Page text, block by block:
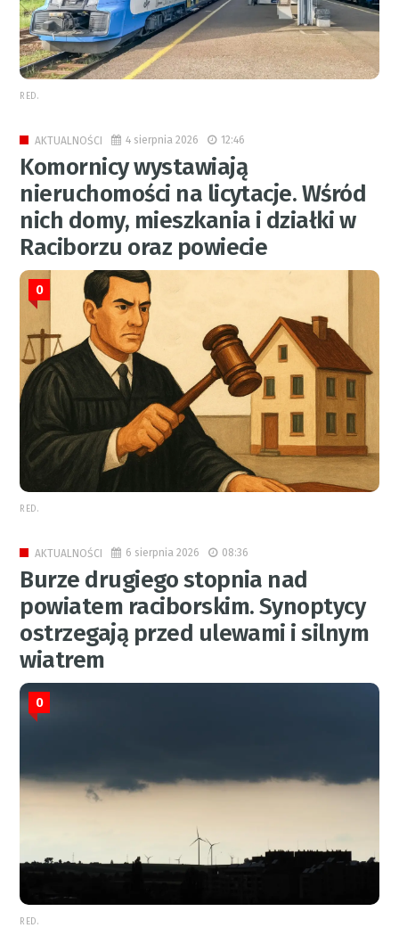
RED.
AKTUALNOŚCI 4 sierpnia 2026 12:46
Komornicy wystawiają
nieruchomości na licytacje. Wśród
nich domy, mieszkania i działki w
Raciborzu oraz powiecie
0
RED.
AKTUALNOŚCI 6 sierpnia 2026 08:36
Burze drugiego stopnia nad
powiatem raciborskim. Synoptycy
ostrzegają przed ulewami i silnym
wiatrem
0
RED.